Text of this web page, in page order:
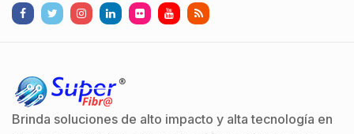
Brinda soluciones de alto impacto y alta tecnología en